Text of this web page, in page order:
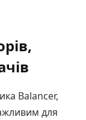
Balancer,
для